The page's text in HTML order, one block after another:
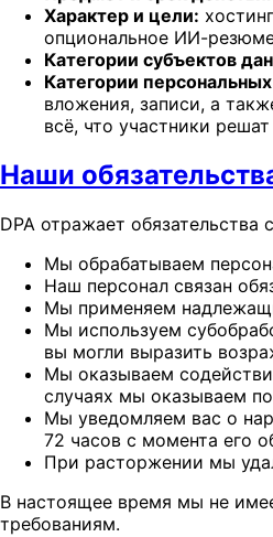
Характер и цели:
опциональное ИИ-
Категории субъектов
Категории
вложения, записи, а
всё, что участники
Наши
DPA отражает обязательства
Мы обрабатываем
Наш персонал связан
Мы применяем
Мы используем
вы могли выразить
Мы оказываем
случаях мы оказываем
Мы уведомляем вас о
72 часов с момента его
При расторжении мы
В настоящее время мы не
требованиям.